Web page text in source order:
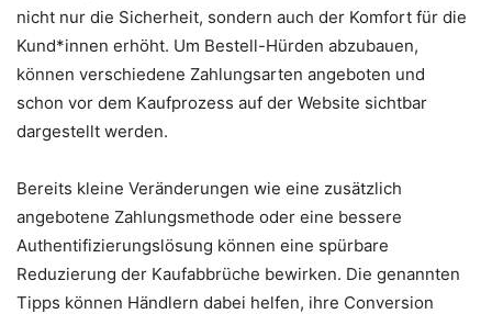
nicht nur die Sicherheit, sondern auch der Komfort für die
Kund*innen erhöht. Um Bestell-Hürden abzubauen,
können verschiedene Zahlungsarten angeboten und
schon vor dem Kaufprozess auf der Website sichtbar
dargestellt werden.
Bereits kleine Veränderungen wie eine zusätzlich
angebotene Zahlungsmethode oder eine bessere
Authentifizierungslösung können eine spürbare
Reduzierung der Kaufabbrüche bewirken. Die genannten
Tipps können Händlern dabei helfen, ihre Conversion